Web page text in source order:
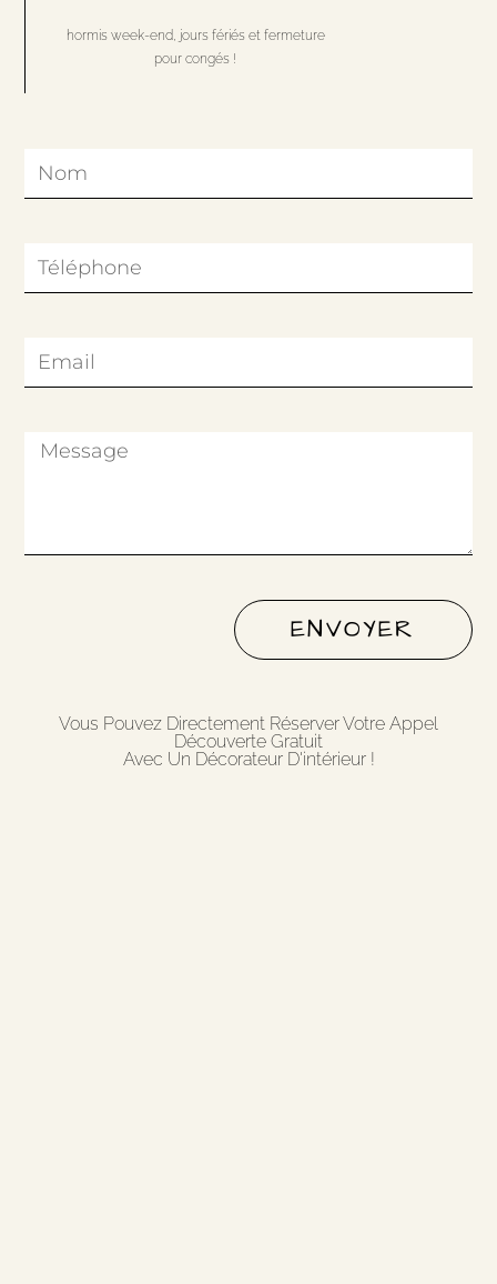
hormis week-end, jours fériés et fermeture
pour congés !
ENVOYER
Vous Pouvez Directement Réserver Votre Appel
Découverte Gratuit
Avec Un Décorateur D'intérieur !